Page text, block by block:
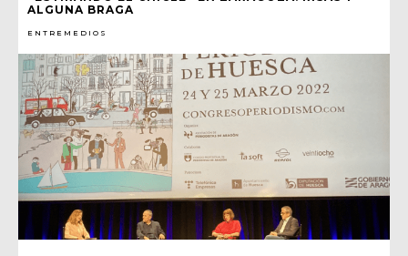
ALGUNA BRAGA
ENTREMEDIOS